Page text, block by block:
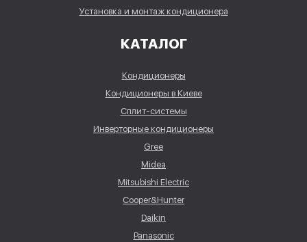
Установка и монтаж кондиционера
КАТАЛОГ
Кондиционеры
Кондиционеры в Киеве
Сплит-системы
Инверторные кондиционеры
Gree
Midea
Mitsubishi Electric
Cooper&Hunter
Daikin
Panasonic